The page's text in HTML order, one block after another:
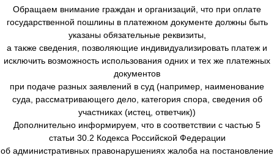
Обращаем внимание граждан и организаций, что при оплате
государственной пошлины в платежном документе должны быть
указаны обязательные реквизиты,
а также сведения, позволяющие индивидуализировать платеж и
исключить возможность использования одних и тех же платежных
документов
при подаче разных заявлений в суд (например, наименование
суда, рассматривающего дело, категория спора, сведения об
участниках (истец, ответчик))
Дополнительно информируем, что в соответствии с частью 5
статьи 30.2 Кодекса Российской Федерации
об административных правонарушениях жалоба на постановление